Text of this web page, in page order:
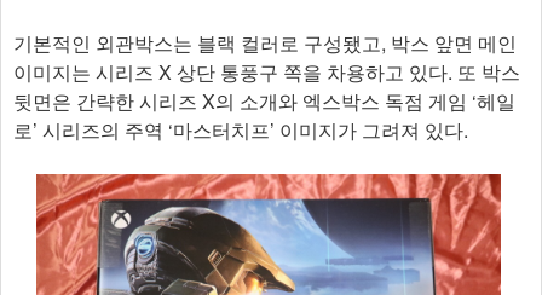
기본적인 외관박스는 블랙 컬러로 구성됐고, 박스 앞면 메인
이미지는 시리즈 X 상단 통풍구 쪽을 차용하고 있다. 또 박스
뒷면은 간략한 시리즈 X의 소개와 엑스박스 독점 게임 ‘헤일
로’ 시리즈의 주역 ‘마스터치프’ 이미지가 그려져 있다.